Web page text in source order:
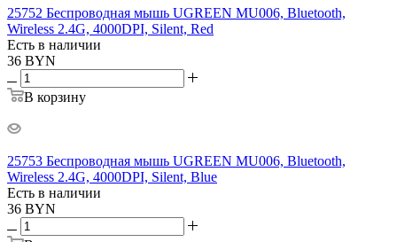
25752 Беспроводная мышь UGREEN MU006, Bluetooth,
Wireless 2.4G, 4000DPI, Silent, Red
Есть в наличии
36 BYN
В корзину
25753 Беспроводная мышь UGREEN MU006, Bluetooth,
Wireless 2.4G, 4000DPI, Silent, Blue
Есть в наличии
36 BYN